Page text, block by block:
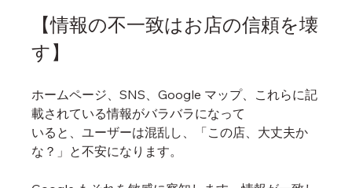
【情報の不一致はお店の信頼を壊
す】
ホームページ、SNS、Google マップ、これらに記
載されている情報がバラバラになって
いると、ユーザーは混乱し、「この店、大丈夫か
な？」と不安になります。